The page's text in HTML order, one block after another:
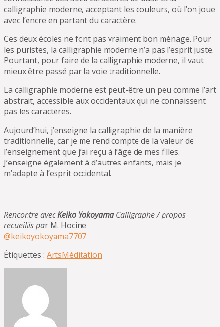
calligraphie moderne, acceptant les couleurs, où l’on joue
avec l’encre en partant du caractère.
Ces deux écoles ne font pas vraiment bon ménage. Pour
les puristes, la calligraphie moderne n’a pas l’esprit juste.
Pourtant, pour faire de la calligraphie moderne, il vaut
mieux être passé par la voie traditionnelle.
La calligraphie moderne est peut-être un peu comme l’art
abstrait, accessible aux occidentaux qui ne connaissent
pas les caractères.
Aujourd’hui, j’enseigne la calligraphie de la manière
traditionnelle, car je me rend compte de la valeur de
l’enseignement que j’ai reçu à l’âge de mes filles.
J’enseigne également à d’autres enfants, mais je
m’adapte à l’esprit occidental.
Rencontre avecKeiko YokoyamaCalligraphe / propos
recueillis par M. Hocine
@keikoyokoyama7707
Étiquettes : ArtsMéditation